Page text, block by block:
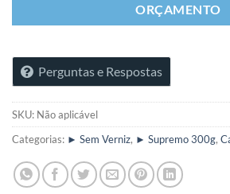
ORÇAMENTO
Perguntas e Respostas
SKU: Não aplicável
Categorias: ► Sem Verniz, ► Supremo 300g,